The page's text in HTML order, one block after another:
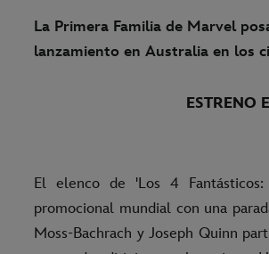
La Primera Familia de Marvel
lanzamiento en Australia en los
ESTRENO
El elenco de 'Los 4
promocional mundial con una
Moss-Bachrach y Joseph Quinn